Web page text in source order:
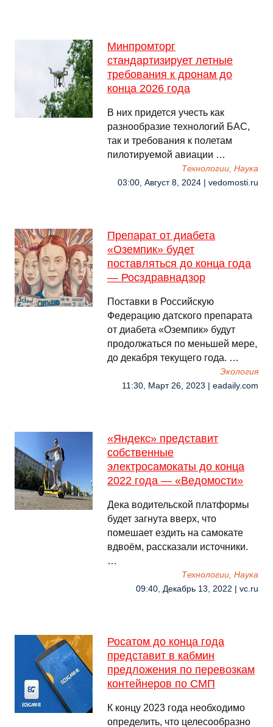
Минпромторг
стандартизирует летные
требования к дронам до
конца 2026 года
В них придется учесть как
разнообразие технологий БАС,
так и требования к полетам
пилотируемой авиации …
Технологии, Наука
03:00, Август 8, 2024 | vedomosti.ru
Препарат от диабета
«Оземпик» будет
поставляться до конца года
— Росздравнадзор
Поставки в Российскую
Федерацию датского препарата
от диабета «Оземпик» будут
продолжаться по меньшей мере,
до декабря текущего года. …
Экология
11:30, Март 26, 2023 | eadaily.com
«Яндекс» представит
собственные
электросамокаты до конца
2022 года — «Ведомости»
Дека водительской платформы
будет загнута вверх, что
помешает ездить на самокате
вдвоём, рассказали источники.
…
Технологии, Наука
09:40, Декабрь 13, 2022 | vc.ru
Росатом до конца года
представит в кабмин
предложения по перевозкам
контейнеров по СМП
К концу 2023 года необходимо
определить, что целесообразно